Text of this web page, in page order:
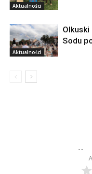
Aktualności
Aktualności
Olkuski
Sodu